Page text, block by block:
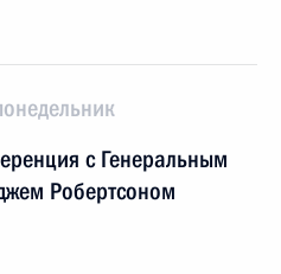
с Генеральным
Робертсоном